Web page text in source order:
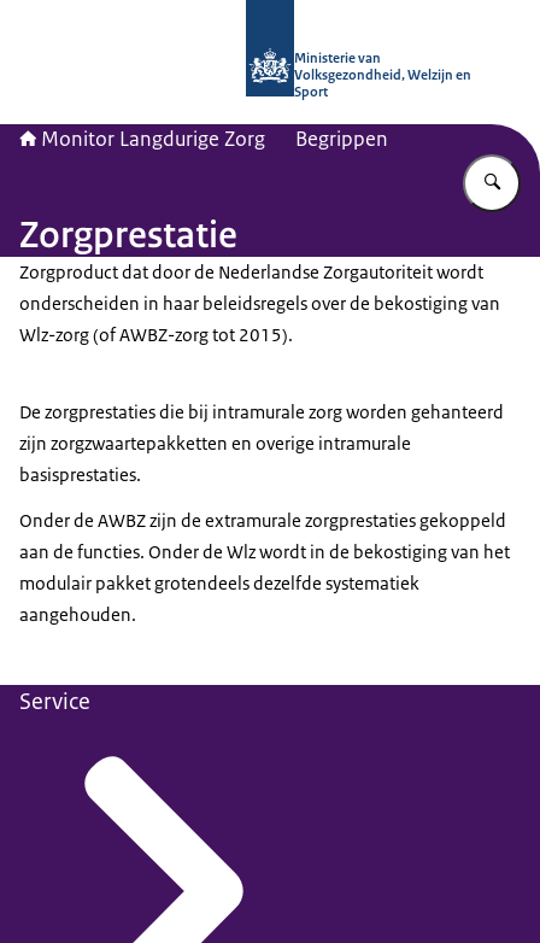
Ministerie van
Volksgezondheid, Welzijn en
Sport
Monitor Langdurige Zorg Begrippen
Zorgprestatie
Zorgproduct dat door de Nederlandse Zorgautoriteit wordt
onderscheiden in haar beleidsregels over de bekostiging van
Wlz-zorg (of AWBZ-zorg tot 2015).
De zorgprestaties die bij intramurale zorg worden gehanteerd
zijn zorgzwaartepakketten en overige intramurale
basisprestaties.
Onder de AWBZ zijn de extramurale zorgprestaties gekoppeld
aan de functies. Onder de Wlz wordt in de bekostiging van het
modulair pakket grotendeels dezelfde systematiek
aangehouden.
Service